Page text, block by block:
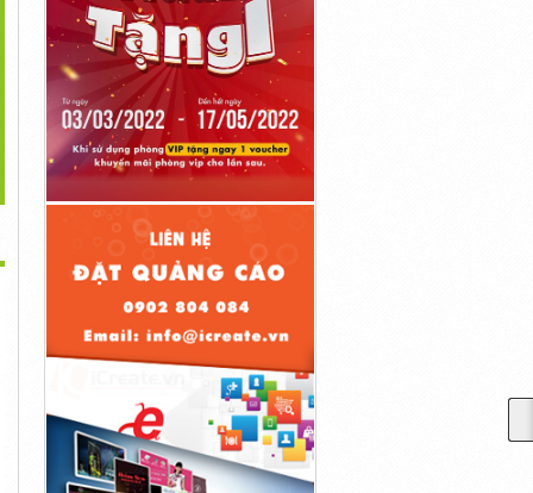
Dòng SUV 7 Chỗ
Hạng Sang Và...
Liên Hệ
Giá Xe Yamaha Jupiter
2023, Phiên...
Liên Hệ
>